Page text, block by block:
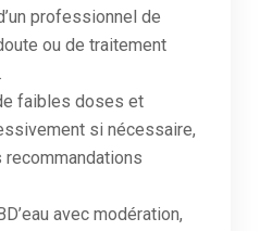
professionnel de
ou de traitement
faibles doses et
si nécessaire,
avec modération,